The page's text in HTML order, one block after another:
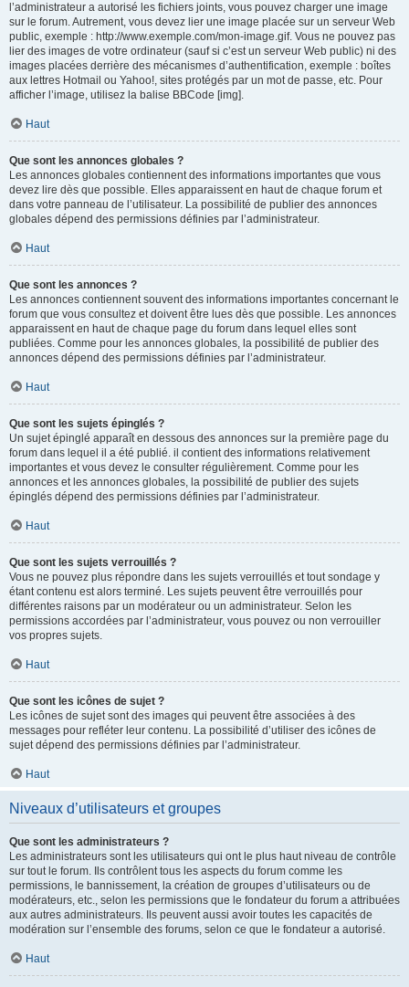
l’administrateur a autorisé les fichiers joints, vous pouvez charger une image
sur le forum. Autrement, vous devez lier une image placée sur un serveur Web
public, exemple : http://www.exemple.com/mon-image.gif. Vous ne pouvez pas
lier des images de votre ordinateur (sauf si c’est un serveur Web public) ni des
images placées derrière des mécanismes d’authentification, exemple : boîtes
aux lettres Hotmail ou Yahoo!, sites protégés par un mot de passe, etc. Pour
afficher l’image, utilisez la balise BBCode [img].
Haut
Que sont les annonces globales ?
Les annonces globales contiennent des informations importantes que vous
devez lire dès que possible. Elles apparaissent en haut de chaque forum et
dans votre panneau de l’utilisateur. La possibilité de publier des annonces
globales dépend des permissions définies par l’administrateur.
Haut
Que sont les annonces ?
Les annonces contiennent souvent des informations importantes concernant le
forum que vous consultez et doivent être lues dès que possible. Les annonces
apparaissent en haut de chaque page du forum dans lequel elles sont
publiées. Comme pour les annonces globales, la possibilité de publier des
annonces dépend des permissions définies par l’administrateur.
Haut
Que sont les sujets épinglés ?
Un sujet épinglé apparaît en dessous des annonces sur la première page du
forum dans lequel il a été publié. il contient des informations relativement
importantes et vous devez le consulter régulièrement. Comme pour les
annonces et les annonces globales, la possibilité de publier des sujets
épinglés dépend des permissions définies par l’administrateur.
Haut
Que sont les sujets verrouillés ?
Vous ne pouvez plus répondre dans les sujets verrouillés et tout sondage y
étant contenu est alors terminé. Les sujets peuvent être verrouillés pour
différentes raisons par un modérateur ou un administrateur. Selon les
permissions accordées par l’administrateur, vous pouvez ou non verrouiller
vos propres sujets.
Haut
Que sont les icônes de sujet ?
Les icônes de sujet sont des images qui peuvent être associées à des
messages pour refléter leur contenu. La possibilité d’utiliser des icônes de
sujet dépend des permissions définies par l’administrateur.
Haut
Niveaux d’utilisateurs et groupes
Que sont les administrateurs ?
Les administrateurs sont les utilisateurs qui ont le plus haut niveau de contrôle
sur tout le forum. Ils contrôlent tous les aspects du forum comme les
permissions, le bannissement, la création de groupes d’utilisateurs ou de
modérateurs, etc., selon les permissions que le fondateur du forum a attribuées
aux autres administrateurs. Ils peuvent aussi avoir toutes les capacités de
modération sur l’ensemble des forums, selon ce que le fondateur a autorisé.
Haut